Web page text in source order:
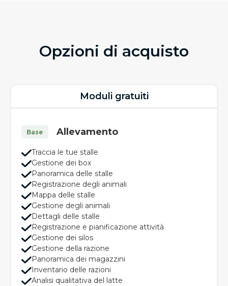
Opzioni di acquisto
Moduli gratuiti
Base Allevamento
Traccia le tue stalle
Gestione dei box
Panoramica delle stalle
Registrazione degli animali
Mappa delle stalle
Gestione degli animali
Dettagli delle stalle
Registrazione e pianificazione attività
Gestione dei silos
Gestione della razione
Panoramica dei magazzini
Inventario delle razioni
Analisi qualitativa del latte